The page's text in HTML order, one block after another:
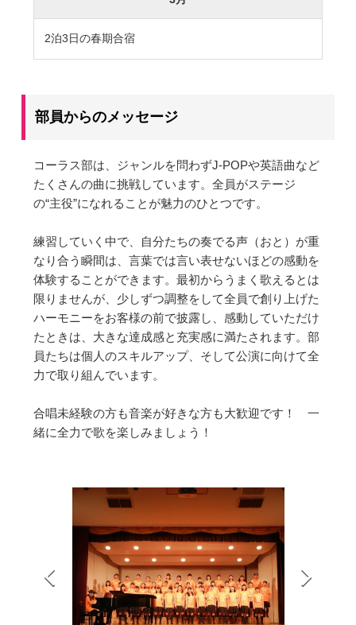
2泊3日の春期合宿
部員からのメッセージ
コーラス部は、ジャンルを問わずJ-POPや英語曲など
たくさんの曲に挑戦しています。全員がステージ
の“主役”になれることが魅力のひとつです。
練習していく中で、自分たちの奏でる声（おと）が重
なり合う瞬間は、言葉では言い表せないほどの感動を
体験することができます。最初からうまく歌えるとは
限りませんが、少しずつ調整をして全員で創り上げた
ハーモニーをお客様の前で披露し、感動していただけ
たときは、大きな達成感と充実感に満たされます。部
員たちは個人のスキルアップ、そして公演に向けて全
力で取り組んでいます。
合唱未経験の方も音楽が好きな方も大歓迎です！ 一
緒に全力で歌を楽しみましょう！